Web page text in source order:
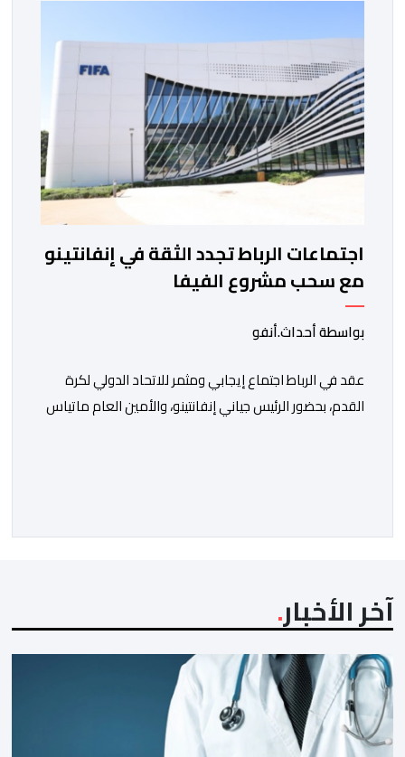
الغامبي، حيث يطمح الفريق […]
اجتماعات الرباط تجدد الثقة في إنفانتينو
مع سحب مشروع الفيفا
بواسطة أحداث.أنفو
عقد في الرباط اجتماع إيجابي ومثمر للاتحاد الدولي لكرة
القدم، بحضور الرئيس جياني إنفانتينو، والأمين العام ماتياس
المسؤول الوحيد المباشر والمنتخب من قِبل 211 اتحادا […]
آخر الأخبار